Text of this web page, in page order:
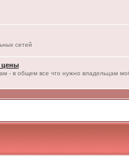
сетей
цены
- в общем все что нужно владельцам